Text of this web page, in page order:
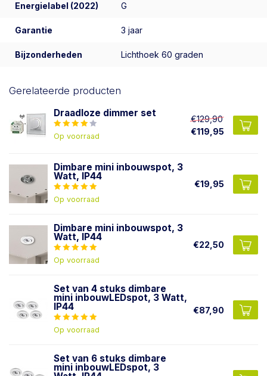
Energielabel (2022) G
Garantie 3 jaar
Bijzonderheden Lichthoek 60 graden
Gerelateerde producten
Draadloze dimmer set
Op voorraad
€129,90
€119,95
Dimbare mini inbouwspot, 3
Watt, IP44
Op voorraad
€19,95
Dimbare mini inbouwspot, 3
Watt, IP44
Op voorraad
€22,50
Set van 4 stuks dimbare
mini inbouwLEDspot, 3 Watt,
IP44
Op voorraad
€87,90
Set van 6 stuks dimbare
mini inbouwLEDspot, 3